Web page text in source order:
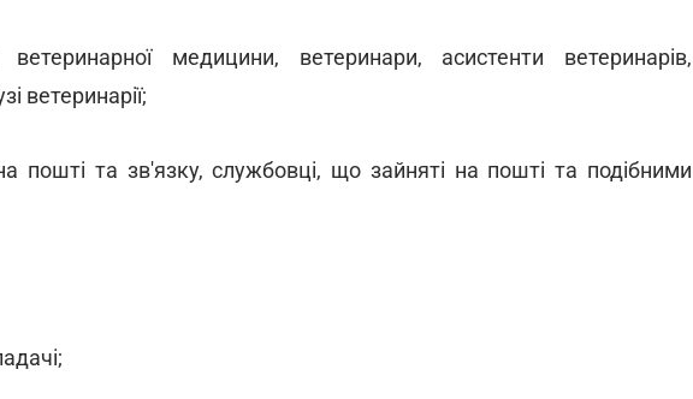
медицини, ветеринари, асистенти ветеринарів,
ветеринарії;
пошті та зв'язку, службовці, що зайняті на пошті та подібними